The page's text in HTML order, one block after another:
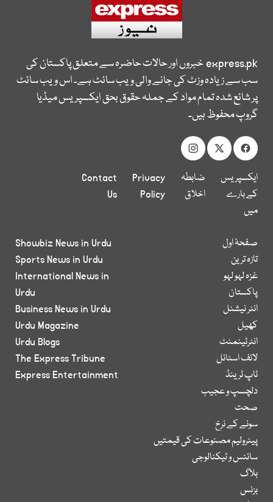
express.pkخبروں اور حالات حاضرہ سے متعلق پاکستان کی
سب سے زیادہ وزٹ کی جانے والی ویب سائٹ ہے۔ اس ویب سائٹ
پر شائع شدہ تمام مواد کے جملہ حقوق بحق ایکسپریس میڈیا
گروپ محفوظ ہیں۔
ایکسپریس
کے بارے
میں
ضابطہ
اخلاق
Privacy
Policy
Contact
Us
صفحۂ اول
تازہ ترین
غزہ لہو لہو
پاکستان
انٹر نیشنل
کھیل
انٹرٹینمنٹ
لائف اسٹائل
ٹاپ ٹرینڈ
دلچسپ و عجیب
صحت
سونے کے نرخ
پیٹرولیم مصنوعات کی قیمتیں
سائنس و ٹیکنالوجی
بلاگ
بزنس
Showbiz News in Urdu
Sports News in Urdu
International News in
Urdu
Business News in Urdu
Urdu Magazine
Urdu Blogs
The Express Tribune
Express Entertainment